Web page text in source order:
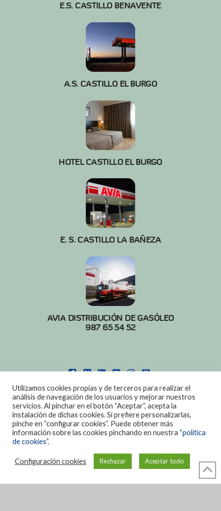
E.S. CASTILLO BENAVENTE
A.S. CASTILLO EL BURGO
HOTEL CASTILLO EL BURGO
E. S. CASTILLO LA BAÑEZA
AVIA DISTRIBUCIÓN DE GASÓLEO
987 65 54 52
POLITICA DE COOKIES|AVISO LEGAL
DISEÑO: DIAN SISTEMAS
Utilizamos cookies propias y de terceros para realizar el
análisis de navegación de los usuarios y mejorar nuestros
servicios. Al pinchar en el botón “Aceptar”, acepta la
instalación de dichas cookies. Si prefiere personalizarlas,
pinche en “configurar cookies”. Puede obtener más
información sobre las cookies pinchando en nuestra “política
de cookies”.
Configuración cookies Rechazar Aceptar todo